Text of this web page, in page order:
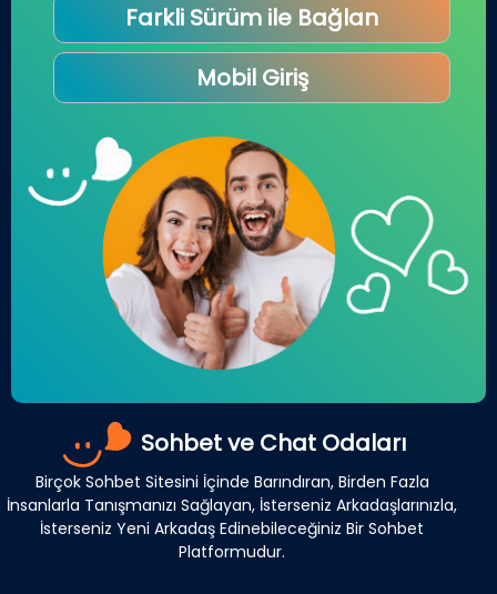
Farkli Sürüm ile Bağlan
Mobil Giriş
Sohbet ve Chat Odaları
Birçok Sohbet Sitesini İçinde Barındıran, Birden Fazla
İnsanlarla Tanışmanızı Sağlayan, İsterseniz Arkadaşlarınızla,
İsterseniz Yeni Arkadaş Edinebileceğiniz Bir Sohbet
Platformudur.